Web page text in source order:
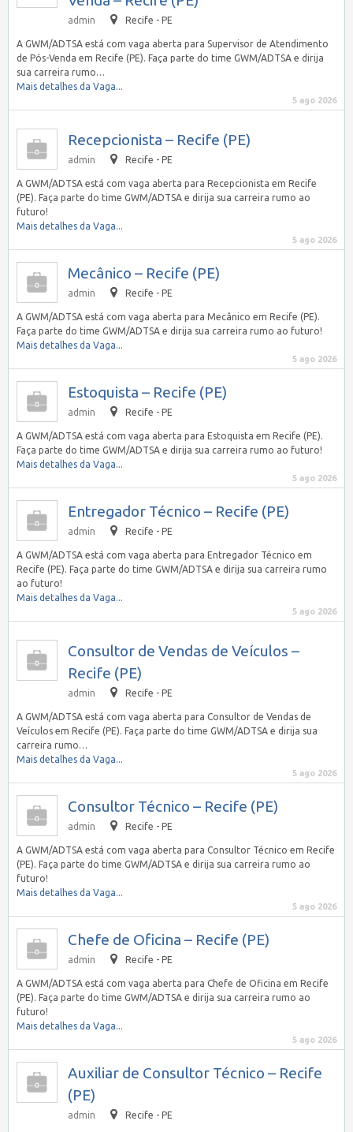
admin Recife - PE
A GWM/ADTSA está com vaga aberta para Supervisor de Atendimento
de Pós-Venda em Recife (PE). Faça parte do time GWM/ADTSA e dirija
sua carreira rumo…
Mais detalhes da Vaga...
5 ago 2026
Recepcionista – Recife (PE)
admin Recife - PE
A GWM/ADTSA está com vaga aberta para Recepcionista em Recife
(PE). Faça parte do time GWM/ADTSA e dirija sua carreira rumo ao
futuro!
Mais detalhes da Vaga...
5 ago 2026
Mecânico – Recife (PE)
admin Recife - PE
A GWM/ADTSA está com vaga aberta para Mecânico em Recife (PE).
Faça parte do time GWM/ADTSA e dirija sua carreira rumo ao futuro!
Mais detalhes da Vaga...
5 ago 2026
Estoquista – Recife (PE)
admin Recife - PE
A GWM/ADTSA está com vaga aberta para Estoquista em Recife (PE).
Faça parte do time GWM/ADTSA e dirija sua carreira rumo ao futuro!
Mais detalhes da Vaga...
5 ago 2026
Entregador Técnico – Recife (PE)
admin Recife - PE
A GWM/ADTSA está com vaga aberta para Entregador Técnico em
Recife (PE). Faça parte do time GWM/ADTSA e dirija sua carreira rumo
ao futuro!
Mais detalhes da Vaga...
5 ago 2026
Consultor de Vendas de Veículos –
Recife (PE)
admin Recife - PE
A GWM/ADTSA está com vaga aberta para Consultor de Vendas de
Veículos em Recife (PE). Faça parte do time GWM/ADTSA e dirija sua
carreira rumo…
Mais detalhes da Vaga...
5 ago 2026
Consultor Técnico – Recife (PE)
admin Recife - PE
A GWM/ADTSA está com vaga aberta para Consultor Técnico em Recife
(PE). Faça parte do time GWM/ADTSA e dirija sua carreira rumo ao
futuro!
Mais detalhes da Vaga...
5 ago 2026
Chefe de Oficina – Recife (PE)
admin Recife - PE
A GWM/ADTSA está com vaga aberta para Chefe de Oficina em Recife
(PE). Faça parte do time GWM/ADTSA e dirija sua carreira rumo ao
futuro!
Mais detalhes da Vaga...
5 ago 2026
Auxiliar de Consultor Técnico – Recife
(PE)
admin Recife - PE